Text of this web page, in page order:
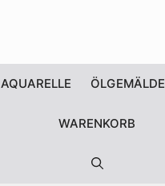
AQUARELLE ÖLGEMÄLDE
WARENKORB